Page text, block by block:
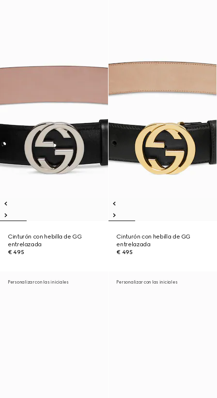
Cinturón con hebilla de GG
entrelazada
€ 495
Cinturón con hebilla de GG
entrelazada
€ 495
Personalizar con las iniciales Personalizar con las iniciales